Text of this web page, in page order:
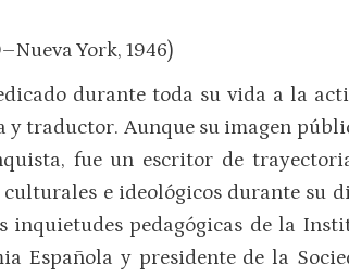
York, 1946)
durante toda su vida a la
traductor. Aunque su imagen
fue un escritor de
e ideológicos durante su
pedagógicas de la
Española y presidente de la